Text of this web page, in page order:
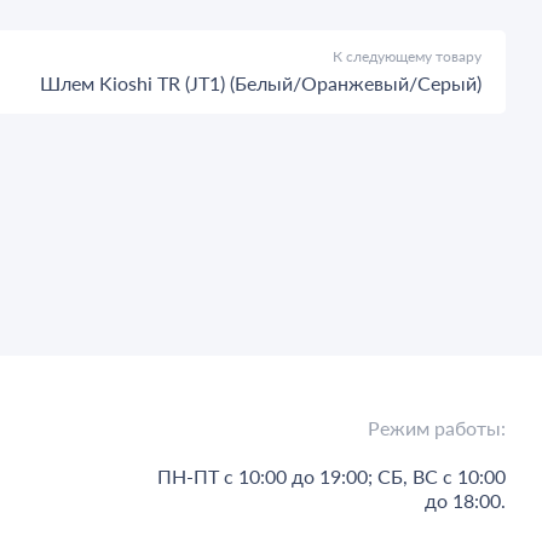
К следующему товару
Шлем Kioshi TR (JT1) (Белый/Оранжевый/Серый)
Режим работы:
ПН-ПТ с 10:00 до 19:00; СБ, ВС с 10:00
до 18:00.